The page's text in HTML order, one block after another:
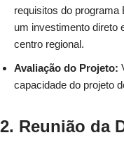
requisitos do
um investimento direto
centro regional.
Avaliação do Projeto:
capacidade do projeto
2. Reunião da